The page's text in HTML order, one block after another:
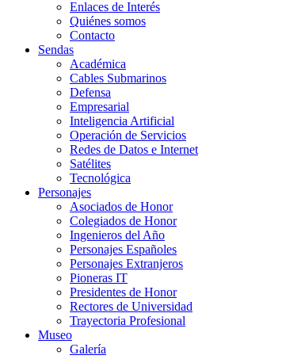
Enlaces de Interés
Quiénes somos
Contacto
Sendas
Académica
Cables Submarinos
Defensa
Empresarial
Inteligencia Artificial
Operación de Servicios
Redes de Datos e Internet
Satélites
Tecnológica
Personajes
Asociados de Honor
Colegiados de Honor
Ingenieros del Año
Personajes Españoles
Personajes Extranjeros
Pioneras IT
Presidentes de Honor
Rectores de Universidad
Trayectoria Profesional
Museo
Galería